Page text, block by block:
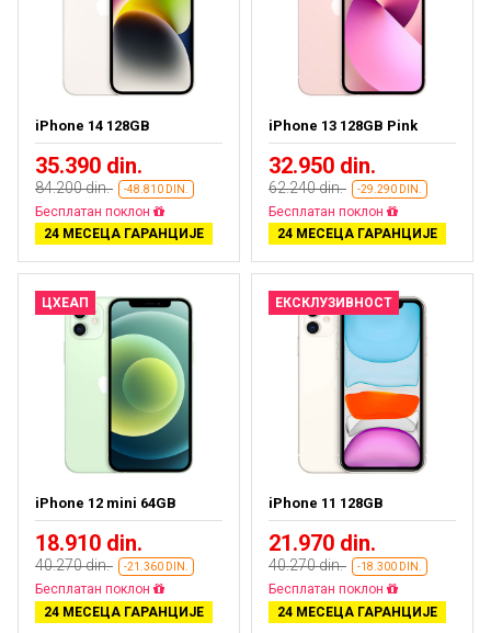
iPhone 14 128GB
35.390 din.
84.200 din. -48.810 DIN.
Бесплатан поклон
24 МЕСЕЦА ГАРАНЦИЈЕ
iPhone 13 128GB Pink
32.950 din.
62.240 din. -29.290 DIN.
Бесплатан поклон
24 МЕСЕЦА ГАРАНЦИЈЕ
ЦХЕАП
iPhone 12 mini 64GB
18.910 din.
40.270 din. -21.360 DIN.
Бесплатан поклон
24 МЕСЕЦА ГАРАНЦИЈЕ
ЕКСКЛУЗИВНОСТ
iPhone 11 128GB
21.970 din.
40.270 din. -18.300 DIN.
Бесплатан поклон
24 МЕСЕЦА ГАРАНЦИЈЕ